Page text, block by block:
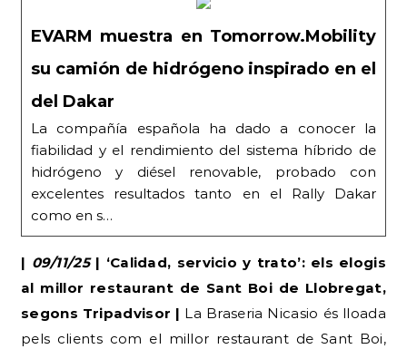
EVARM muestra en Tomorrow.Mobility
su camión de hidrógeno inspirado en el
del Dakar
La compañía española ha dado a conocer la
fiabilidad y el rendimiento del sistema híbrido de
hidrógeno y diésel renovable, probado con
excelentes resultados tanto en el Rally Dakar
como en s…
| 09/11/25| ‘Calidad, servicio y trato’: els elogis
al millor restaurant de Sant Boi de Llobregat,
segons Tripadvisor | La Braseria Nicasio és lloada
pels clients com el millor restaurant de Sant Boi,